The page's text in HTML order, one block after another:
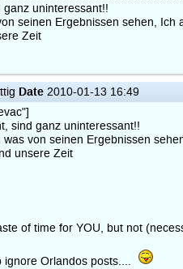
uninteressant!!
seinen Ergebnissen sehen, Ich
Zeit
Date2010-01-13 16:49
sind ganz uninteressant!!
was von seinen Ergebnissen
unsere Zeit
of time for YOU, but not
ignore Orlandos posts....